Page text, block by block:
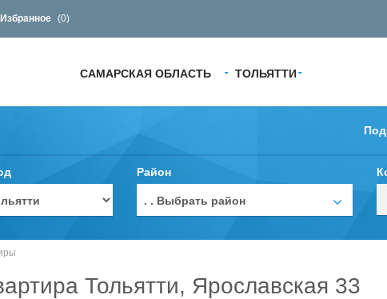
Избранное (0)
САМАРСКАЯ ОБЛАСТЬ ТОЛЬЯТТИ
Район
. . Выбрать район
Тольятти, Ярославская 33